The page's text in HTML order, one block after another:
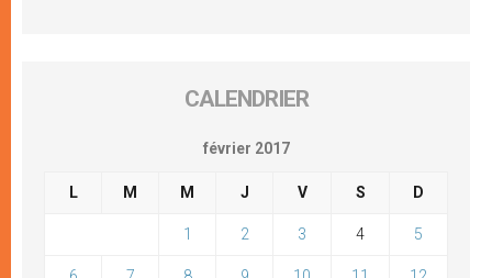
CALENDRIER
février 2017
L M M J V S D
1 2 3 4 5